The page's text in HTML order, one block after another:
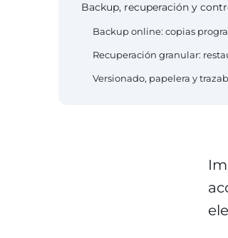
Backup, recuperación y
Backup online: copias
Recuperación granular:
Versionado, papelera y